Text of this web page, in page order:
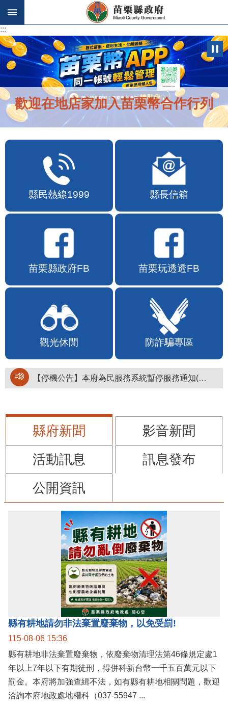
跳到主要內容區塊
:::
:::
歡迎在地店家加入苗栗幣合作行列
縣民熱線1999 縣長信箱
苗栗縣政府FB 苗栗玩透透FB
觀光休閒 防詐騙專區
【停機公告】本府為民服務系統暫停服務通知(停止服務時間：115年8月6日17時至19時)
縣府新聞
影音新聞
活動訊息
訊息發布
公開資訊
縣有耕地請勿非法棄置廢棄物，以免受罰!
115-08-06 15:36
縣有耕地非法棄置廢棄物，依廢棄物清理法第46條規定處1
年以上7年以下有期徒刑，得併科新台幣一千五百萬元以下
罰金。本府將加強查緝不法，如有縣有耕地相關問題，歡迎
洽詢本府地政處地權科（037-55947 ...